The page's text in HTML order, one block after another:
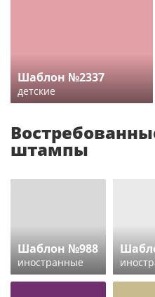
Шаблон №2337
детские
штампы
Шаблон №988
иностранные